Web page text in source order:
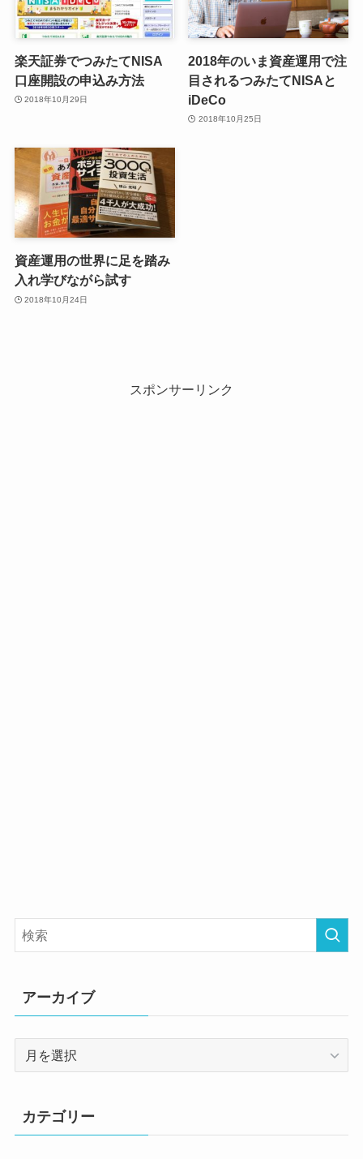
楽天証券でつみたてNISA
口座開設の申込み方法
2018年10月29日
2018年のいま資産運用で注
目されるつみたてNISAと
iDeCo
2018年10月25日
資産運用の世界に足を踏み
入れ学びながら試す
2018年10月24日
スポンサーリンク
アーカイブ
ブ
カテゴリー